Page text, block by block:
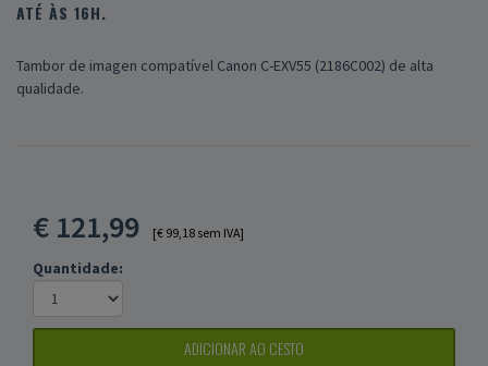
ATÉ ÀS 16H.
Tambor de imagen compatível Canon C-EXV55 (2186C002) de alta
qualidade.
€ 121,99 [€ 99,18 sem IVA]
Quantidade:
ADICIONAR AO CESTO